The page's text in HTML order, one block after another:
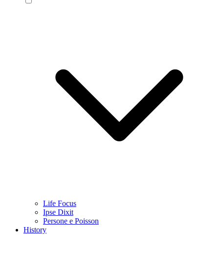
Life Focus
Ipse Dixit
Persone e Poisson
History